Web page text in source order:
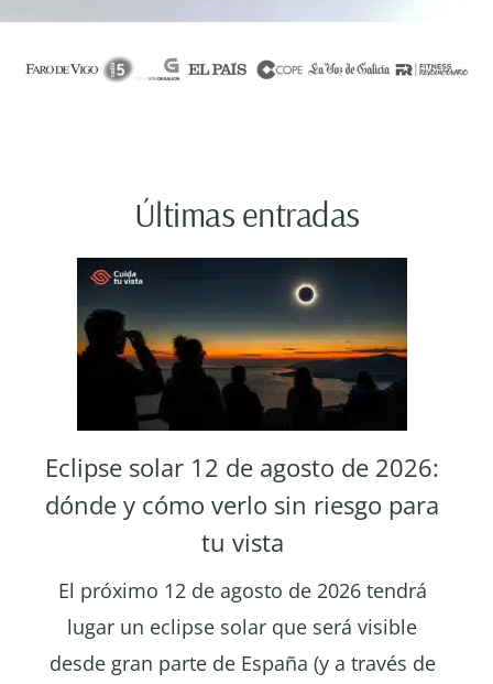
Últimas entradas
Eclipse solar 12 de agosto de 2026:
dónde y cómo verlo sin riesgo para
tu vista
El próximo 12 de agosto de 2026 tendrá
lugar un eclipse solar que será visible
desde gran parte de España (y a través de